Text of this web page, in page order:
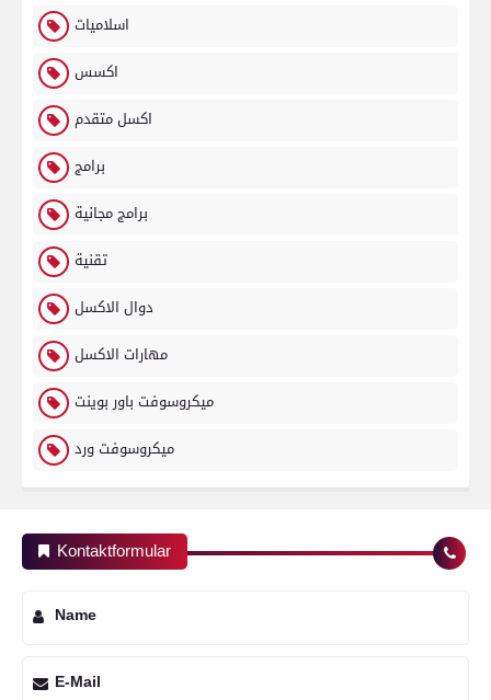
اسلاميات
اكسس
اكسل متقدم
برامج
برامج مجانية
تقنية
دوال الاكسل
مهارات الاكسل
ميكروسوفت باور بوينت
ميكروسوفت ورد
Kontaktformular
Name
E-Mail